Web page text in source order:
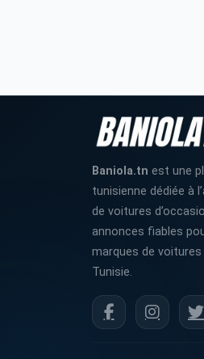
Baniola.tn est une
tunisienne dédiée à
de voitures
annonces fiables
marques de voitures
Tunisie.